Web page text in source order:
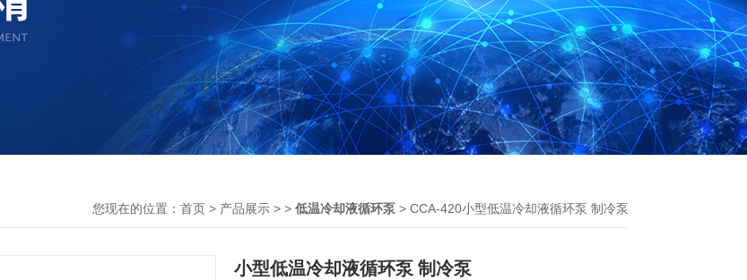
您现在的位置： 首页 > 产品展示 > > 低温冷却液循环泵 > CCA-420小型低温冷却液循环泵 制冷泵
小型低温冷却液循环泵 制冷泵